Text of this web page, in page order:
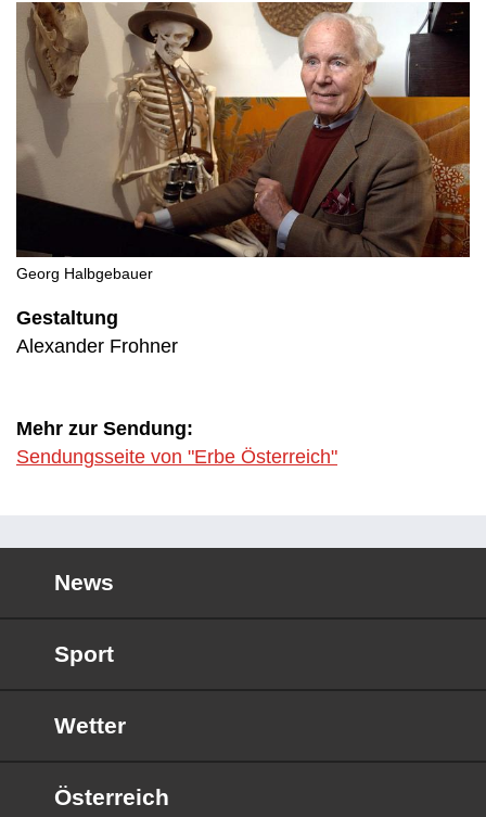
Georg Halbgebauer
Gestaltung
Alexander Frohner
Mehr zur Sendung:
Sendungsseite von "Erbe Österreich"
News
Sport
Wetter
Österreich